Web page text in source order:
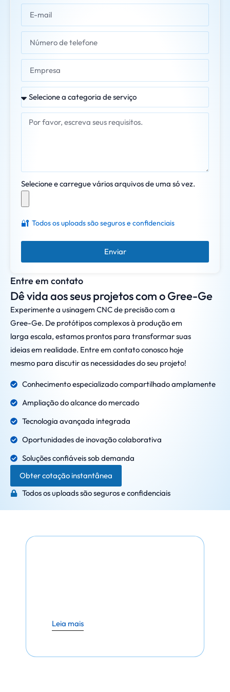
Entre em contato
Dê vida aos seus projetos com o Gree-Ge
Experimente a usinagem CNC de precisão com a
Gree-Ge. De protótipos complexos à produção em
larga escala, estamos prontos para transformar suas
ideias em realidade. Entre em contato conosco hoje
mesmo para discutir as necessidades do seu projeto!
Conhecimento especializado compartilhado amplamente
Ampliação do alcance do mercado
Tecnologia avançada integrada
Oportunidades de inovação colaborativa
Soluções confiáveis sob demanda
Obter cotação instantânea
Todos os uploads são seguros e confidenciais
Selecione e carregue vários arquivos de uma só vez.
🔐 Todos os uploads são seguros e confidenciais
Enviar
Leia mais